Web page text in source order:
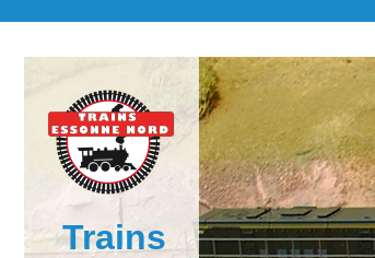
Trains